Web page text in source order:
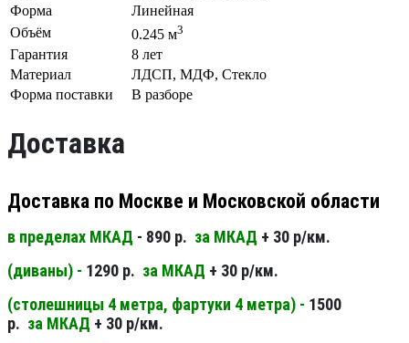
Форма
Линейная
Объём
0.245 м3
Гарантия
8 лет
Материал
ЛДСП, МДФ, Стекло
Форма поставки
В разборе
Доставка
Доставка по Москве и Московской области
в пределах МКАД - 890 р. за МКАД + 30 р/км.
(диваны) - 1290 р. за МКАД + 30 р/км.
(столешницы 4 метра, фартуки 4 метра) - 1500
р. за МКАД + 30 р/км.